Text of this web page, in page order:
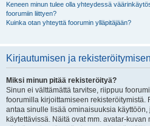
Keneen minun tulee olla yhteydessä
foorumiin liittyen?
Kuinka otan yhteyttä foorumin ylläpitäjään?
Kirjautumisen ja
Miksi minun pitää rekisteröityä?
Sinun ei välttämättä tarvitse, riippuu
foorumilla kirjoittamiseen rekisteröitymistä.
antaa sinulle lisää ominaisuuksia
käytettävissä. Näitä ovat mm. avatar-kuvan